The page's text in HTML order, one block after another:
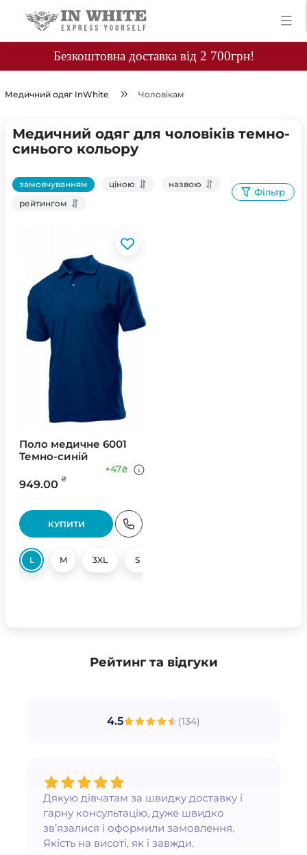
Безкоштовна доставка від 2 700грн!
Медичний одяг InWhite Чоловікам
Медичний одяг для чоловіків темно-
синього кольору
замовчуванням ціною
назвою
рейтингом
Фільтр
Поло медичне 6001
Темно-синій
949.00 ₴
+47₴
КУПИТИ
L M 3XL S
Рейтинг та відгуки
4.5 (134)
Дякую дівчатам за швидку доставку і
гарну консультацію, дуже швидко
зв’язалися і оформили замовлення.
Якість на висоті, як і завжди.